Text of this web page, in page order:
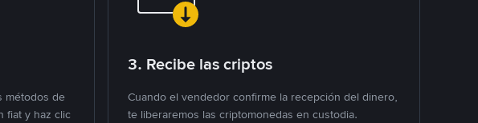
métodos de
fiat y haz clic
3. Recibe las criptos
Cuando el vendedor confirme la recepción del dinero,
te liberaremos las criptomonedas en custodia.